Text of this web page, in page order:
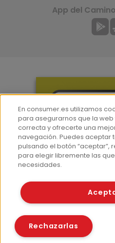
Corpus
App del
©
Políticas de
En consumer.es utilizamos
para asegurarnos que la
correcta y ofrecerte una
navegación. Puedes aceptar
pulsando el botón “aceptar”,
para elegir libremente las
necesidades.
Rechazarlas